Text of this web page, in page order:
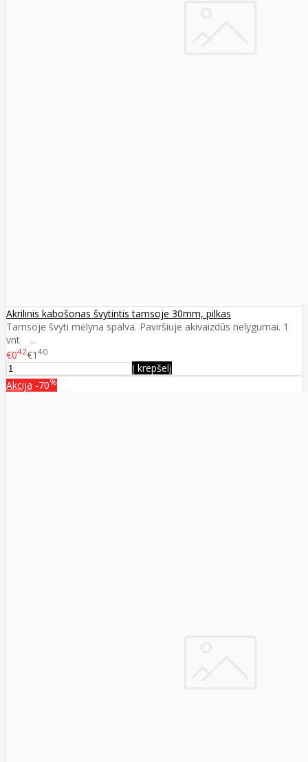
Akrilinis kabošonas švytintis tamsoje 30mm, pilkas
Tamsoje švyti mėlyna spalva. Paviršiuje akivaizdūs nelygumai. 1
vnt ..
€042€1 40
Į krepšelį
Akcija -70%